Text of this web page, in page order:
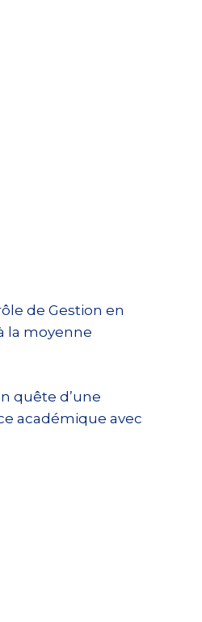
de Gestion en
la moyenne
quête d’une
académique avec